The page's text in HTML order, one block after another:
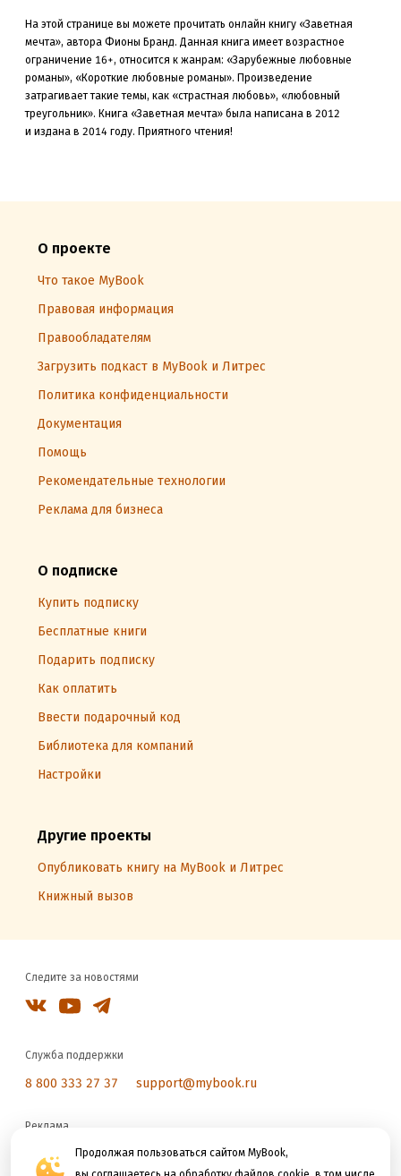
Продолжая пользоваться сайтом MyBook,
На этой странице вы можете прочитать онлайн книгу «Заветная
мечта», автора Фионы Бранд. Данная книга имеет возрастное
ограничение 16+, относится к жанрам: «Зарубежные любовные
романы», «Короткие любовные романы». Произведение
затрагивает такие темы, как «страстная любовь», «любовный
треугольник». Книга «Заветная мечта» была написана в 2012
и издана в 2014 году. Приятного чтения!
О проекте
Что такое MyBook
Правовая информация
Правообладателям
Загрузить подкаст в MyBook и Литрес
Политика конфиденциальности
Документация
Помощь
Рекомендательные технологии
Реклама для бизнеса
О подписке
Купить подписку
Бесплатные книги
Подарить подписку
Как оплатить
Ввести подарочный код
Библиотека для компаний
Настройки
Другие проекты
Опубликовать книгу на MyBook и Литрес
Книжный вызов
Следите за новостями
Служба поддержки
8 800 333 27 37 support@mybook.ru
Реклама
reklama@litres.ru